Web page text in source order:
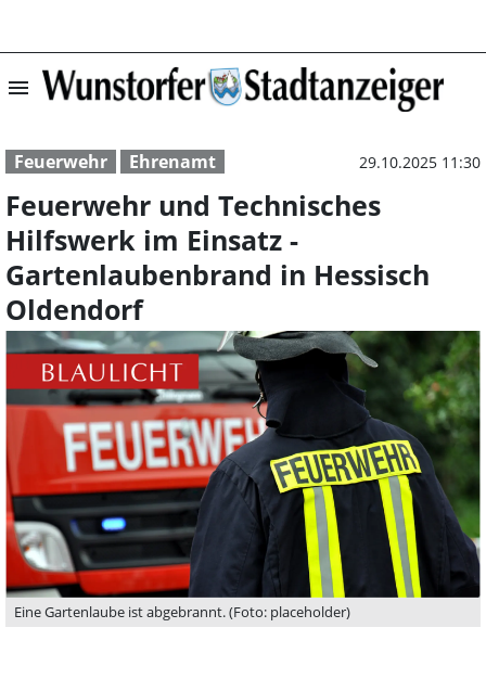
menu Feuerwehr und
Feuerwehr Ehrenamt 29.10.2025 11:30
Feuerwehr und Technisches
Hilfswerk im Einsatz -
Gartenlaubenbrand in Hessisch
Oldendorf
Eine Gartenlaube ist abgebrannt. (Foto: placeholder)